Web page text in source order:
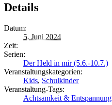
Details
Datum:
5. Juni 2024
Zeit:
Serien:
Der Held in mir (5.6.-10.7.)
Veranstaltungskategorien:
Kids, Schulkinder
Veranstaltung-Tags:
Achtsamkeit & Entspannung